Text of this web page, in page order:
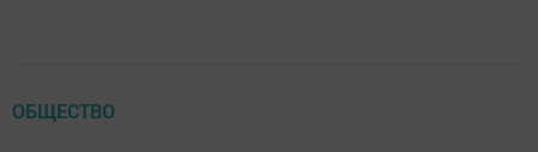
ОБЩЕСТВО